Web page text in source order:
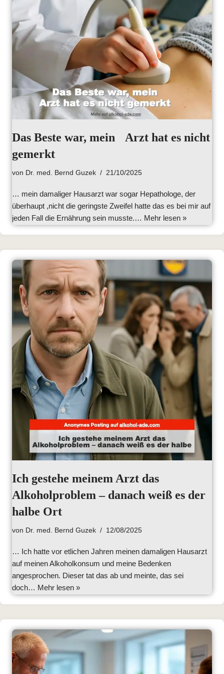
Das Beste war, mein Arzt hat es nicht
gemerkt
von Dr. med. Bernd Guzek 21/10/2025
… mein damaliger Hausarzt war sogar Hepathologe, der
überhaupt ,nicht die geringste Zweifel hatte das es bei mir auf
jeden Fall die Ernährung sein musste.… Mehr lesen »
Ich gestehe meinem Arzt das
Alkoholproblem – danach weiß es der
halbe Ort
von Dr. med. Bernd Guzek 12/08/2025
… Ich hatte vor etlichen Jahren meinen damaligen Hausarzt
auf meinen Alkoholkonsum und meine Bedenken
angesprochen. Dieser tat das ab und meinte, das sei
doch… Mehr lesen »